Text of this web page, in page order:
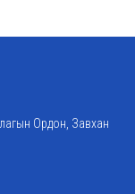
Ордон, Завхан